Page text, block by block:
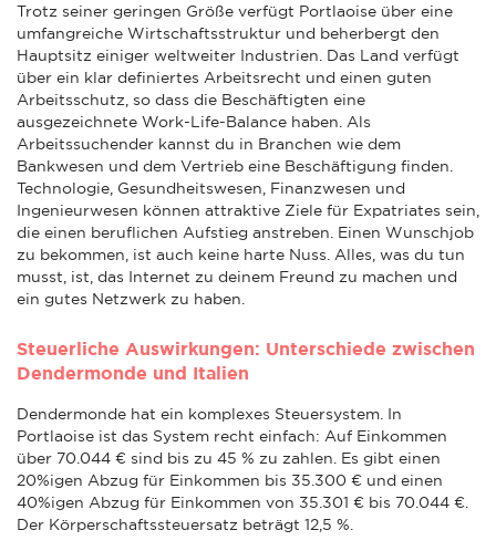
Trotz seiner geringen Größe verfügt Portlaoise über eine
umfangreiche Wirtschaftsstruktur und beherbergt den
Hauptsitz einiger weltweiter Industrien. Das Land verfügt
über ein klar definiertes Arbeitsrecht und einen guten
Arbeitsschutz, so dass die Beschäftigten eine
ausgezeichnete Work-Life-Balance haben. Als
Arbeitssuchender kannst du in Branchen wie dem
Bankwesen und dem Vertrieb eine Beschäftigung finden.
Technologie, Gesundheitswesen, Finanzwesen und
Ingenieurwesen können attraktive Ziele für Expatriates sein,
die einen beruflichen Aufstieg anstreben. Einen Wunschjob
zu bekommen, ist auch keine harte Nuss. Alles, was du tun
musst, ist, das Internet zu deinem Freund zu machen und
ein gutes Netzwerk zu haben.
Steuerliche Auswirkungen: Unterschiede zwischen
Dendermonde und Italien
Dendermonde hat ein komplexes Steuersystem. In
Portlaoise ist das System recht einfach: Auf Einkommen
über 70.044 € sind bis zu 45 % zu zahlen. Es gibt einen
20%igen Abzug für Einkommen bis 35.300 € und einen
40%igen Abzug für Einkommen von 35.301 € bis 70.044 €.
Der Körperschaftssteuersatz beträgt 12,5 %.